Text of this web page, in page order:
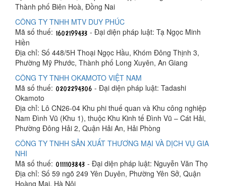
Thành phố Biên Hoà, Đồng Nai
CÔNG TY TNHH MTV DUY PHÚC
Mã số thuế:
- Đại diện pháp luật: Tạ Ngọc Minh
Hiền
Địa chỉ: Số 448/5H Thoại Ngọc Hầu, Khóm Đông Thịnh 3,
Phường Mỹ Phước, Thành phố Long Xuyên, An Giang
CÔNG TY TNHH OKAMOTO VIỆT NAM
Mã số thuế:
- Đại diện pháp luật: Tadashi
Okamoto
Địa chỉ: Lô CN26-04 Khu phi thuế quan và Khu công nghiệp
Nam Đình Vũ (Khu 1), thuộc Khu Kinh tế Đình Vũ – Cát Hải,
Phường Đông Hải 2, Quận Hải An, Hải Phòng
CÔNG TY TNHH SẢN XUẤT THƯƠNG MẠI VÀ DỊCH VỤ GIA
NHI
Mã số thuế:
- Đại diện pháp luật: Nguyễn Văn Thọ
Địa chỉ: Số 59 ngõ 249 Yên Duyên, Phường Yên Sở, Quận
Hoàng Mai, Hà Nội